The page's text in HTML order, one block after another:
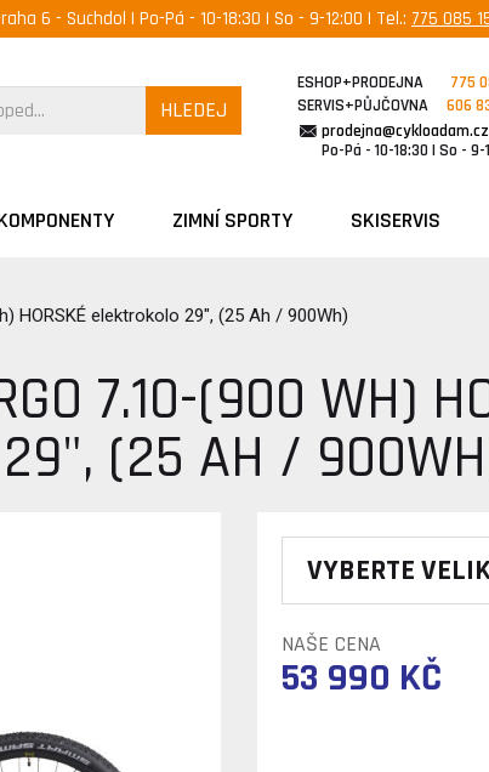
6 - Suchdol | Po-Pá - 10-18:30 | So - 9-12:00 | Tel.: 775 085
HLEDEJ
ESHOP+PRODEJNA
775
SERVIS+PŮJČOVNA
606
prodejna@cykloadam.cz
Po-Pá - 10-18:30 | So - 9-
ZIMNÍ SPORTY SKISERVIS
HORSKÉ elektrokolo 29", (25 Ah / 900Wh)
7.10-(900 WH)
29", (25 AH /
VYBERTE
NAŠE CENA
53 990 KČ